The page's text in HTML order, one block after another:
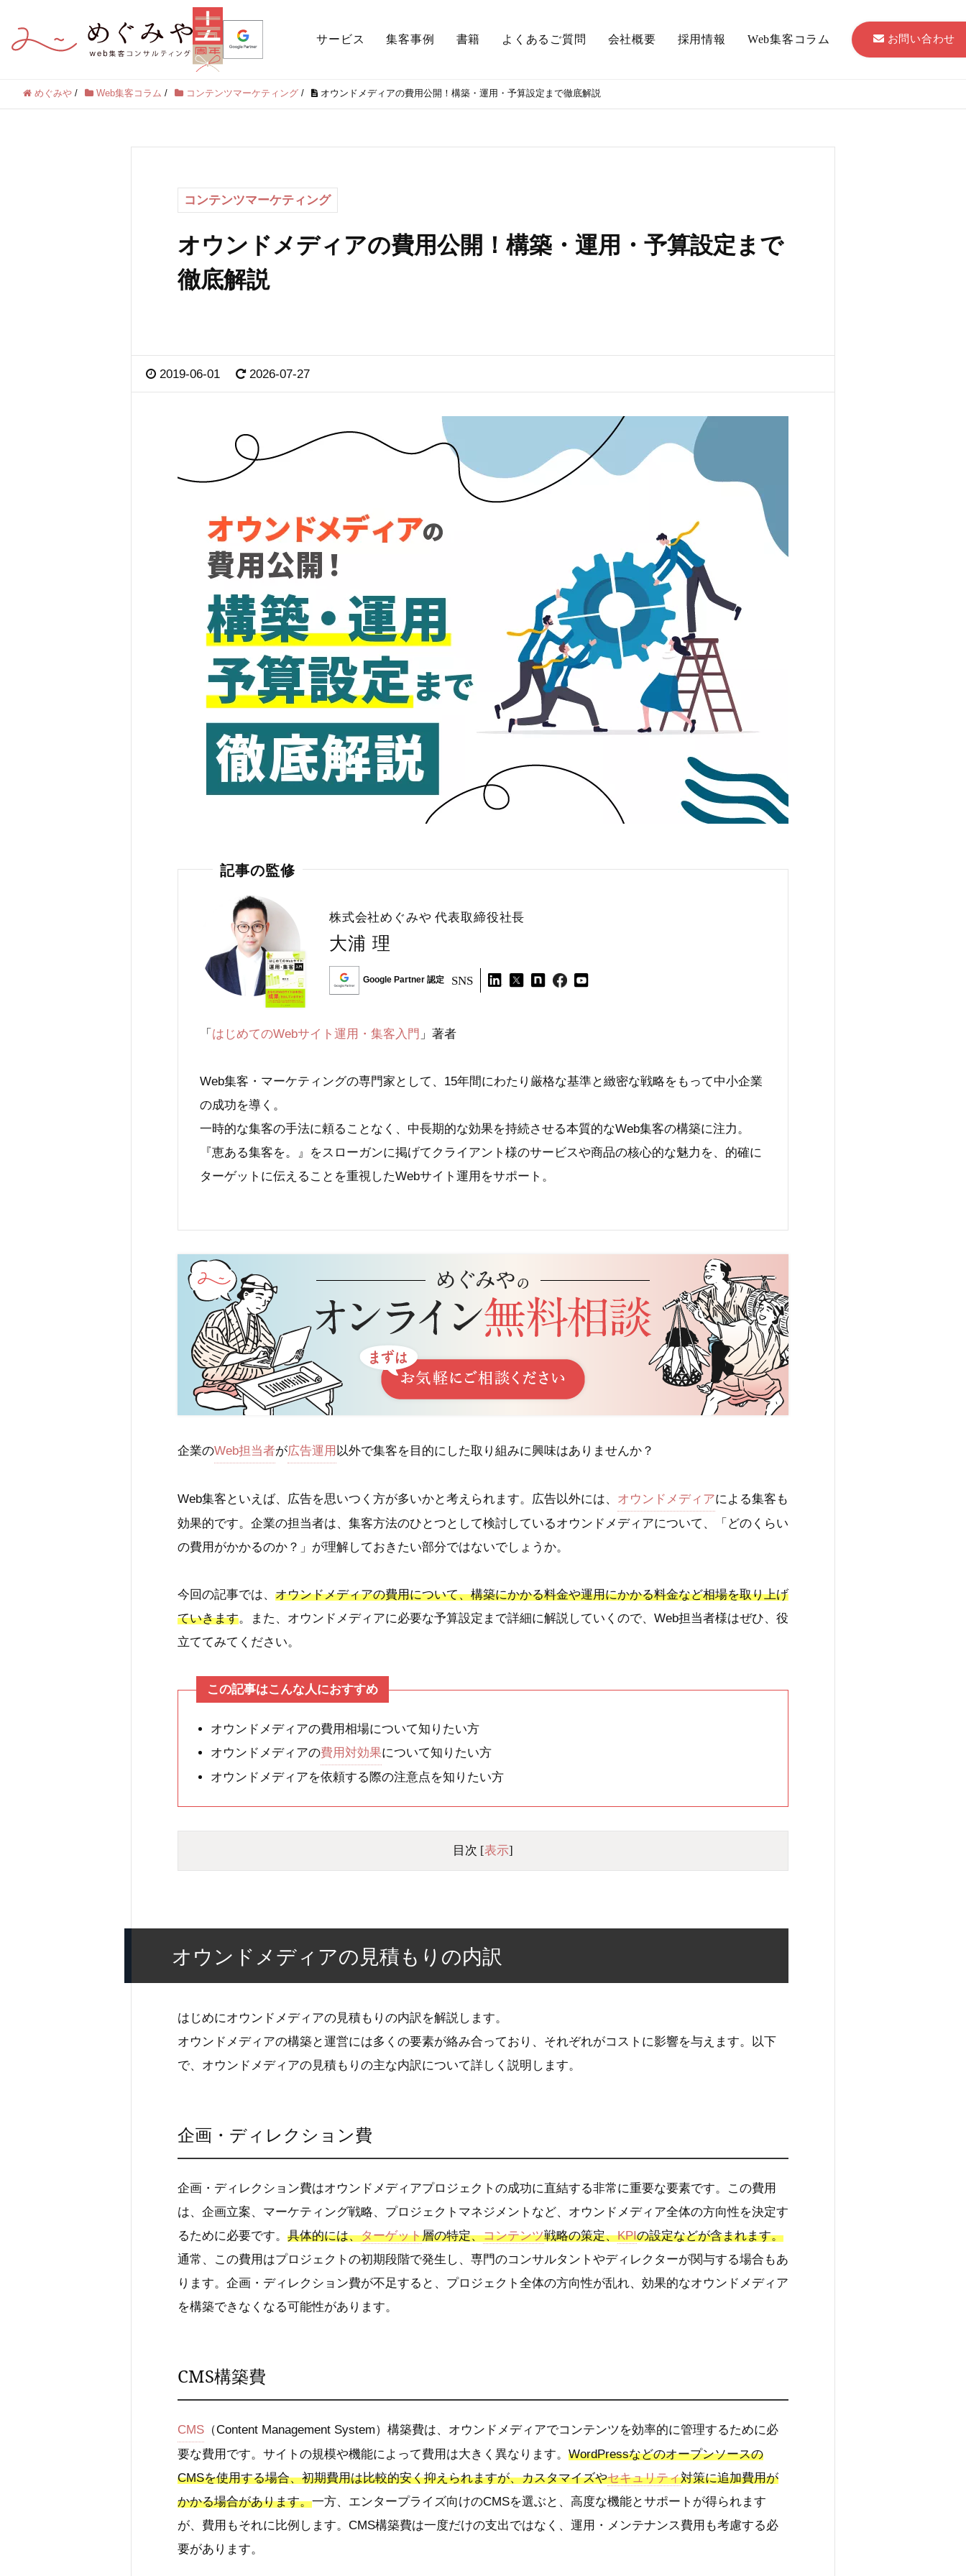
サービス 集客事例 書籍 よくあるご質問 会社概要 採用情報 Web集客コラム お問い合わせ
めぐみや / Web集客コラム / コンテンツマーケティング / オウンドメディアの費用公開！構築・運用・予算設定まで徹底解説
コンテンツマーケティング
オウンドメディアの費用公開！構築・運用・予算設定まで
徹底解説
2019-06-01 2026-07-27
記事の監修
株式会社めぐみや代表取締役社長
大浦 理
Google Partner 認定 SNS
「 はじめてのWebサイト運用・集客入門 」著者
Web集客・マーケティングの専門家として、15年間にわたり厳格な基準と緻密な戦略をもって中小企業
の成功を導く。
一時的な集客の手法に頼ることなく、中長期的な効果を持続させる本質的なWeb集客の構築に注力。
『恵ある集客を。』をスローガンに掲げてクライアント様のサービスや商品の核心的な魅力を、的確に
ターゲットに伝えることを重視したWebサイト運用をサポート。
企業のWeb担当者が広告運用 以外で集客を目的にした取り組みに興味はありませんか？
Web集客といえば、広告を思いつく方が多いかと考えられます。広告以外には、 オウンドメディアによる集客も
効果的です。企業の担当者は、集客方法のひとつとして検討しているオウンドメディアについて、「どのくらい
の費用がかかるのか？」が理解しておきたい部分ではないでしょうか。
今回の記事では、 オウンドメディアの費用について、構築にかかる料金や運用にかかる料金など相場を取り上げ
ていきます。また、オウンドメディアに必要な予算設定まで詳細に解説していくので、Web担当者様はぜひ、役
立ててみてください。
この記事はこんな人におすすめ
オウンドメディアの費用相場について知りたい方
オウンドメディアの費用対効果について知りたい方
オウンドメディアを依頼する際の注意点を知りたい方
目次 [表示]
オウンドメディアの見積もりの内訳
はじめにオウンドメディアの見積もりの内訳を解説します。
オウンドメディアの構築と運営には多くの要素が絡み合っており、それぞれがコストに影響を与えます。以下
で、オウンドメディアの見積もりの主な内訳について詳しく説明します。
企画・ディレクション費
企画・ディレクション費はオウンドメディアプロジェクトの成功に直結する非常に重要な要素です。この費用
は、企画立案、マーケティング戦略、プロジェクトマネジメントなど、オウンドメディア全体の方向性を決定す
るために必要です。 具体的には、ターゲット層の特定、コンテンツ戦略の策定、KPIの設定などが含まれます。
通常、この費用はプロジェクトの初期段階で発生し、専門のコンサルタントやディレクターが関与する場合もあ
ります。企画・ディレクション費が不足すると、プロジェクト全体の方向性が乱れ、効果的なオウンドメディア
を構築できなくなる可能性があります。
CMS構築費
CMS （Content Management System）構築費は、オウンドメディアでコンテンツを効率的に管理するために必
要な費用です。サイトの規模や機能によって費用は大きく異なります。 WordPressなどのオープンソースの
CMSを使用する場合、初期費用は比較的安く抑えられますが、カスタマイズやセキュリティ対策に追加費用が
かかる場合があります。一方、エンタープライズ向けのCMSを選ぶと、高度な機能とサポートが得られます
が、費用もそれに比例します。CMS構築費は一度だけの支出ではなく、運用・メンテナンス費用も考慮する必
要があります。